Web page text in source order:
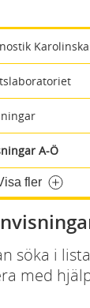
Karolinska
A-Ö
fler
söka i
med